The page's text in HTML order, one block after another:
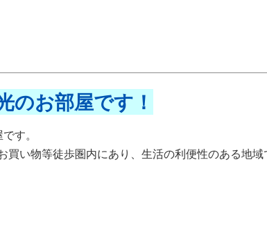
のお部屋です！
す。
買い物等徒歩圏内にあり、生活の利便性のある地域